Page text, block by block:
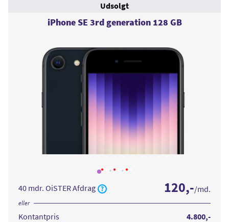
iPhone SE 3rd generation 128 GB
Udsolgt
Læs
om
iPhone
SE
3rd
Læs
3rd
Læs
3rd
120,-/md.
40 mdr. OiSTER Afdrag
eller
4.800,-
Kontantpris